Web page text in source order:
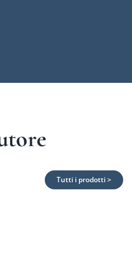
Tutti i prodotti >